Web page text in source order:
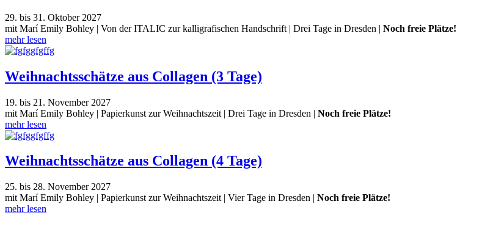
29. bis 31. Oktober 2027
mit Marí Emily Bohley | Von der ITALIC zur kalligrafischen Handschrift | Drei Tage in Dresden | Noch freie Plätze!
mehr lesen
Weihnachtsschätze aus Collagen (3 Tage)
19. bis 21. November 2027
mit Marí Emily Bohley | Papierkunst zur Weihnachtszeit | Drei Tage in Dresden | Noch freie Plätze!
mehr lesen
Weihnachtsschätze aus Collagen (4 Tage)
25. bis 28. November 2027
mit Marí Emily Bohley | Papierkunst zur Weihnachtszeit | Vier Tage in Dresden | Noch freie Plätze!
mehr lesen